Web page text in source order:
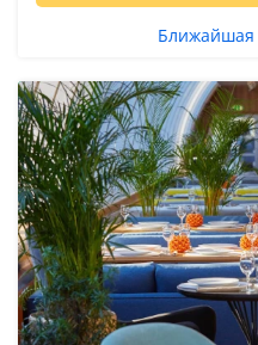
Ближайшая